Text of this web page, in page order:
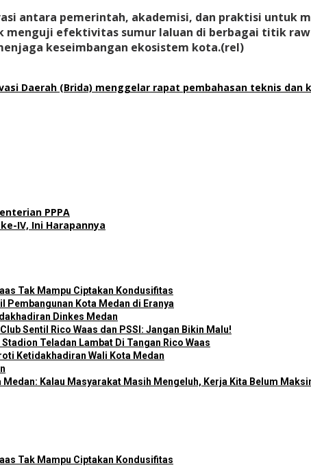
antara pemerintah, akademisi, dan praktisi untuk
efektivitas sumur laluan di berbagai titik
keseimbangan ekosistem kota.(rel)
Daerah (Brida) menggelar rapat pembahasan teknis dan
PPPA
IV, Ini Harapannya
Tak Mampu Ciptakan Kondusifitas
Pembangunan Kota Medan di Eranya
Dinkes Medan
Sentil Rico Waas dan PSSI: Jangan Bikin Malu!
Teladan Lambat Di Tangan Rico Waas
Ketidakhadiran Wali Kota Medan
Kalau Masyarakat Masih Mengeluh, Kerja Kita Belum
Tak Mampu Ciptakan Kondusifitas